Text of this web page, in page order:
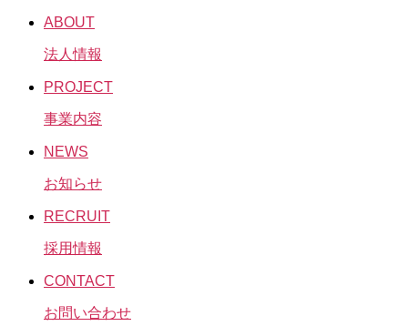
ABOUT
法人情報
PROJECT
事業内容
NEWS
お知らせ
RECRUIT
採用情報
CONTACT
お問い合わせ